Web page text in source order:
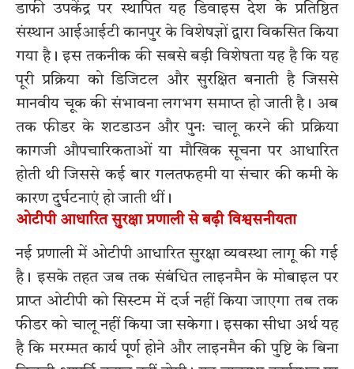
डाफी उपकेंद्र पर स्थापित यह डिवाइस देश के प्रतिष्ठित
संस्थान आईआईटी कानपुर के विशेषज्ञों द्वारा विकसित किया
गया है। इस तकनीक की सबसे बड़ी विशेषता यह है कि यह
पूरी प्रक्रिया को डिजिटल और सुरक्षित बनाती है जिससे
मानवीय चूक की संभावना लगभग समाप्त हो जाती है। अब
तक फीडर के शटडाउन और पुनः चालू करने की प्रक्रिया
कागजी औपचारिकताओं या मौखिक सूचना पर आधारित
होती थी जिससे कई बार गलतफहमी या संचार की कमी के
कारण दुर्घटनाएं हो जाती थीं।
ओटीपी आधारित सुरक्षा प्रणाली से बढ़ी विश्वसनीयता
नई प्रणाली में ओटीपी आधारित सुरक्षा व्यवस्था लागू की गई
है। इसके तहत जब तक संबंधित लाइनमैन के मोबाइल पर
प्राप्त ओटीपी को सिस्टम में दर्ज नहीं किया जाएगा तब तक
फीडर को चालू नहीं किया जा सकेगा। इसका सीधा अर्थ यह
है कि मरम्मत कार्य पूर्ण होने और लाइनमैन की पुष्टि के बिना